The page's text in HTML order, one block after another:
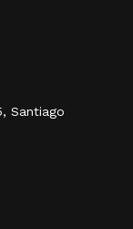
Santiago